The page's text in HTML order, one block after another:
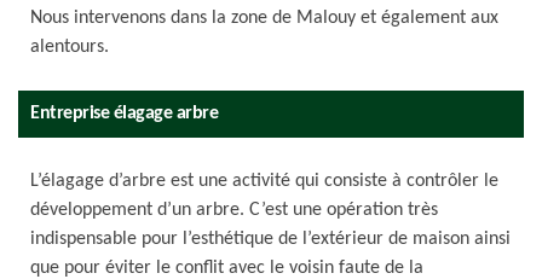
Nous intervenons dans la zone de Malouy et également aux
alentours.
Entreprise élagage arbre
L’élagage d’arbre est une activité qui consiste à contrôler le
développement d’un arbre. C’est une opération très
indispensable pour l’esthétique de l’extérieur de maison ainsi
que pour éviter le conflit avec le voisin faute de la